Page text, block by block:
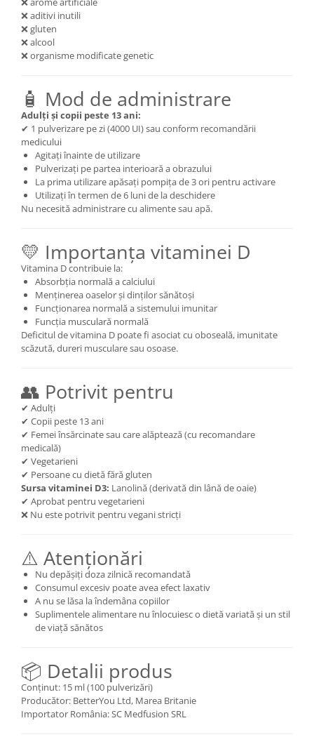
❌ aditivi inutili
❌ gluten
❌ alcool
❌ organisme modificate genetic
🧴 Mod de administrare
Adulți și copii peste 13 ani:
✔ 1 pulverizare pe zi (4000 UI) sau conform recomandării
medicului
Agitați înainte de utilizare
Pulverizați pe partea interioară a obrazului
La prima utilizare apăsați pompița de 3 ori pentru activare
Utilizați în termen de 6 luni de la deschidere
Nu necesită administrare cu alimente sau apă.
💛 Importanța vitaminei D
Vitamina D contribuie la:
Absorbția normală a calciului
Menținerea oaselor și dinților sănătoși
Funcționarea normală a sistemului imunitar
Funcția musculară normală
Deficitul de vitamina D poate fi asociat cu oboseală, imunitate
scăzută, dureri musculare sau osoase.
👥 Potrivit pentru
✔ Adulți
✔ Copii peste 13 ani
✔ Femei însărcinate sau care alăptează (cu recomandare
medicală)
✔ Vegetarieni
✔ Persoane cu dietă fără gluten
Sursa vitaminei D3: Lanolină (derivată din lână de oaie)
✔ Aprobat pentru vegetarieni
❌ Nu este potrivit pentru vegani stricți
⚠️ Atenționări
Nu depășiți doza zilnică recomandată
Consumul excesiv poate avea efect laxativ
A nu se lăsa la îndemâna copiilor
Suplimentele alimentare nu înlocuiesc o dietă variată și un stil
de viață sănătos
📦 Detalii produs
Conținut: 15 ml (100 pulverizări)
Producător: BetterYou Ltd, Marea Britanie
Importator România: SC Medfusion SRL